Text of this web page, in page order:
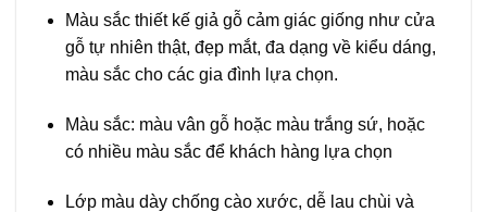
Màu sắc thiết kế giả gỗ cảm giác giống như cửa
gỗ tự nhiên thật, đẹp mắt, đa dạng về kiểu dáng,
màu sắc cho các gia đình lựa chọn.
Màu sắc: màu vân gỗ hoặc màu trắng sứ, hoặc
có nhiều màu sắc để khách hàng lựa chọn
Lớp màu dày chống cào xước, dễ lau chùi và